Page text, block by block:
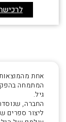
אחת
המתמחה
גיל.
החברה,
ליצור ספרים